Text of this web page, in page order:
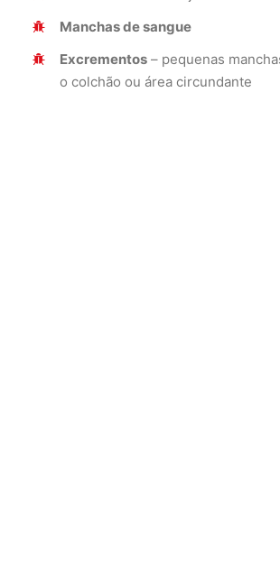
Manchas de sangue
Excrementos – pequenas
o colchão ou área circundante